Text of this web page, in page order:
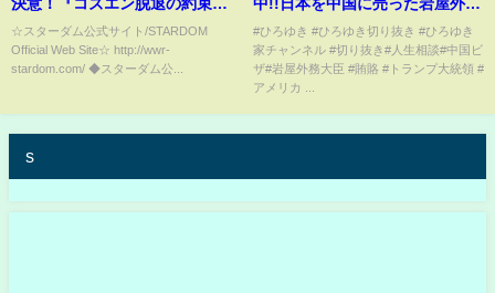
決意！『コズエン脱退の約束の
3.25、パートナーとして月山を
奈七永から絶対に勝たせる！ア
ンタも最強のパートナーを連れ
【STARDOM】
☆スターダム公式サイト/STARDOM
Official Web Site☆ http://wwr-
stardom.com/ ◆スターダム公...
中!!日本を中国に売った岩屋外務
大臣が相変わらずヤバい...世界が
どうなるかは⚫︎⚫︎で決まる...【ひ
ろゆき 切り抜き トランプ大統領
#ひろゆき #ひろゆき切り抜き #ひろゆき
家チャンネル #切り抜き#人生相談#中国ビ
ザ#岩屋外務大臣 #賄賂 #トランプ大統領 #
アメリカ ...
s